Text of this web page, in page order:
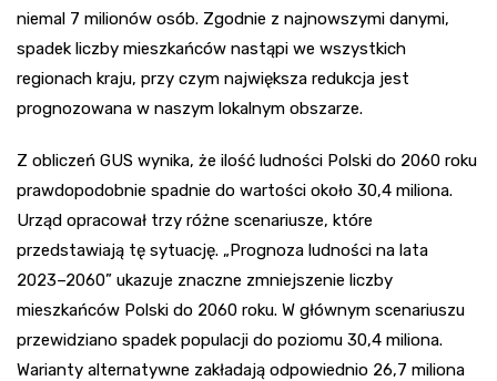
niemal 7 milionów osób. Zgodnie z najnowszymi danymi,
spadek liczby mieszkańców nastąpi we wszystkich
regionach kraju, przy czym największa redukcja jest
prognozowana w naszym lokalnym obszarze.
Z obliczeń GUS wynika, że ilość ludności Polski do 2060 roku
prawdopodobnie spadnie do wartości około 30,4 miliona.
Urząd opracował trzy różne scenariusze, które
przedstawiają tę sytuację. „Prognoza ludności na lata
2023–2060” ukazuje znaczne zmniejszenie liczby
mieszkańców Polski do 2060 roku. W głównym scenariuszu
przewidziano spadek populacji do poziomu 30,4 miliona.
Warianty alternatywne zakładają odpowiednio 26,7 miliona